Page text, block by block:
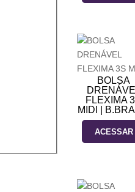
BOLSA
FLEXIMA
MIDI |
ACESSAR